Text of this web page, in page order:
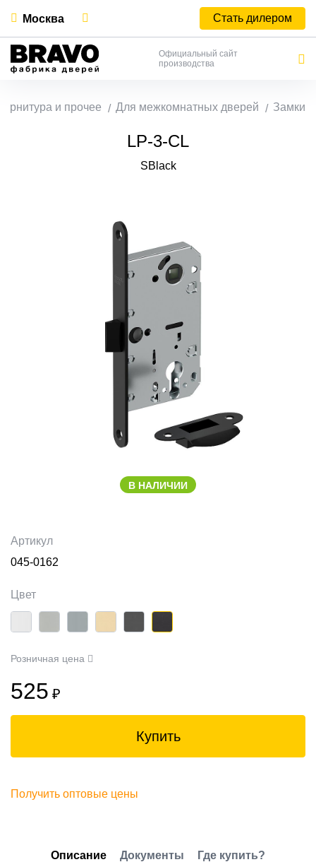
Москва Стать дилером
Официальный сайт
производства
и прочее Для межкомнатных дверей Замки
LP-3-CL
SBlack
В НАЛИЧИИ
Артикул
045-0162
Цвет
Розничная цена
525 ₽
Купить
Получить оптовые цены
Описание Документы Где купить?